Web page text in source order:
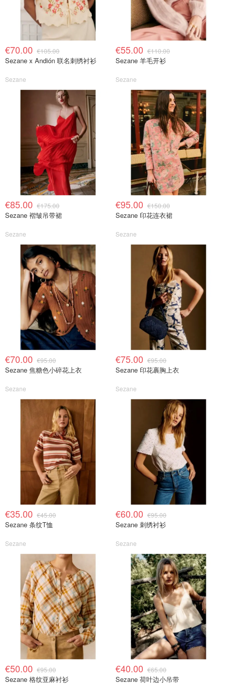
€70.00 €105.00
Sezane x Andión 联名刺绣衬衫
Sezane
€55.00 €110.00
Sezane 羊毛开衫
Sezane
€85.00 €175.00
Sezane 褶皱吊带裙
Sezane
€95.00 €150.00
Sezane 印花连衣裙
Sezane
€70.00 €95.00
Sezane 焦糖色小碎花上衣
Sezane
€75.00 €95.00
Sezane 印花裹胸上衣
Sezane
€35.00 €45.00
Sezane 条纹T恤
Sezane
€60.00 €95.00
Sezane 刺绣衬衫
Sezane
€50.00 €95.00
Sezane 格纹亚麻衬衫
€40.00 €65.00
Sezane 荷叶边小吊带